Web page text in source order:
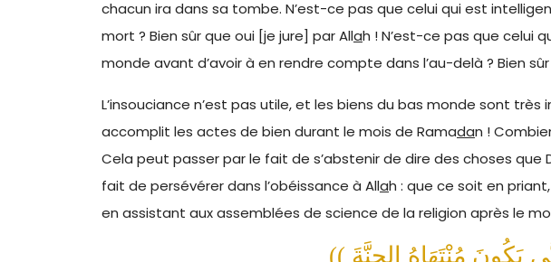
chacun ira dans sa tombe. N’est-ce pas que celui qui est
mort ? Bien sûr que oui [je jure] par Allah ! N’est-ce pas que celui
monde avant d’avoir à en rendre compte dans l’au-delà ? Bien
L’insouciance n’est pas utile, et les biens du bas monde sont
accomplit les actes de bien durant le mois de Ramadan !
Cela peut passer par le fait de s’abstenir de dire des choses que
fait de persévérer dans l’obéissance à Allah : que ce soit en
en assistant aux assemblées de science de la religion après le